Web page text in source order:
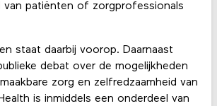
van patiënten of zorgprofessionals
staat daarbij voorop. Daarnaast
debat over de mogelijkheden
zorg en zelfredzaamheid van
is inmiddels een onderdeel van